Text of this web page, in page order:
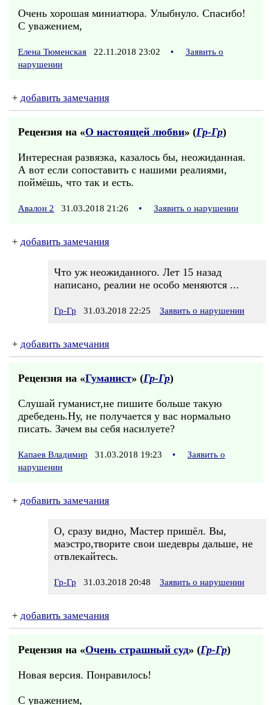
Очень хорошая миниатюра. Улыбнуло. Спасибо!
С уважением,
Елена Тюменская 22.11.2018 23:02 •
Заявить о
нарушении
+ добавить замечания
Рецензия на «О настоящей любви» (Гр-Гр)
Интересная развязка, казалось бы, неожиданная.
А вот если сопоставить с нашими реалиями,
поймёшь, что так и есть.
Авалон 2 31.03.2018 21:26 • Заявить о нарушении
+ добавить замечания
Что уж неожиданного. Лет 15 назад
написано, реалии не особо меняются ...
Гр-Гр 31.03.2018 22:25 Заявить о нарушении
+ добавить замечания
Рецензия на «Гуманист» (Гр-Гр)
Слушай гуманист,не пишите больше такую
дребедень.Ну, не получается у вас нормально
писать. Зачем вы себя насилуете?
Капаев Владимир 31.03.2018 19:23 •
Заявить о
нарушении
+ добавить замечания
О, сразу видно, Мастер пришёл. Вы,
маэстро,творите свои шедевры дальше, не
отвлекайтесь.
Гр-Гр 31.03.2018 20:48 Заявить о нарушении
+ добавить замечания
Рецензия на «Очень страшный суд» (Гр-Гр)
Новая версия. Понравилось!
С уважением,